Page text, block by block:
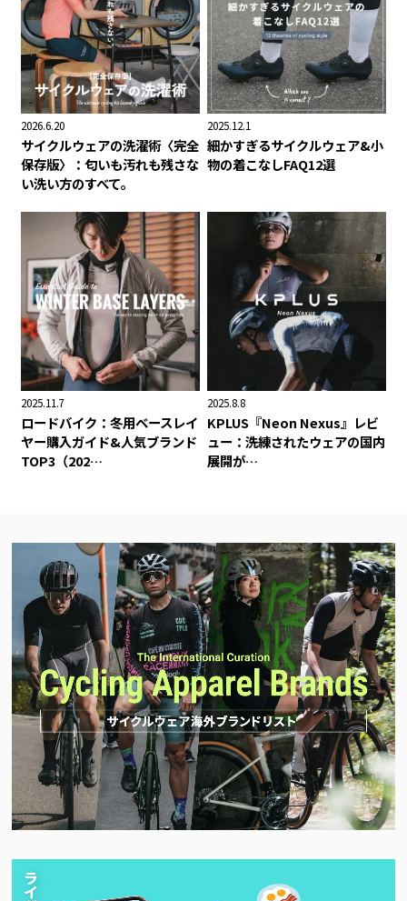
2026.6.20
サイクルウェアの洗濯術〈完全
保存版〉：匂いも汚れも残さな
い洗い方のすべて。
2025.12.1
細かすぎるサイクルウェア&小
物の着こなしFAQ12選
2025.11.7
ロードバイク：冬用ベースレイ
ヤー購入ガイド&人気ブランド
TOP3（202…
2025.8.8
KPLUS『Neon Nexus』レビ
ュー：洗練されたウェアの国内
展開が…